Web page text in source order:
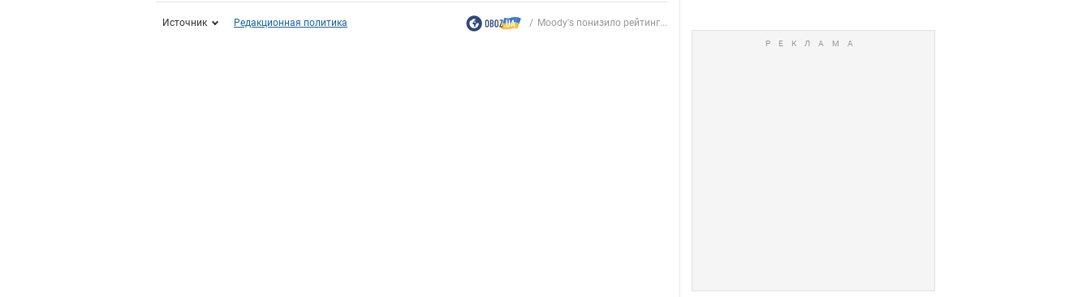
Источник Редакционная политика Moody's понизило рейтинг...